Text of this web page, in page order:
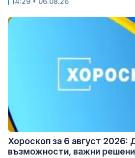
Хороскоп за 6 август 2026:
възможности, важни